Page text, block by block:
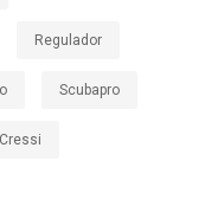
Regulador
Scubapro